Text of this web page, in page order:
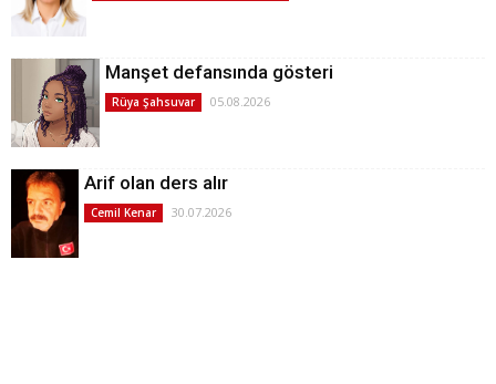
Manşet defansında gösteri
Rüya Şahsuvar 05.08.2026
Arif olan ders alır
Cemil Kenar 30.07.2026